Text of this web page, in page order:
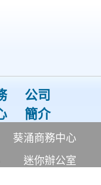
公司
簡介
葵涌商務中心
迷你辦公室